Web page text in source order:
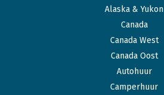
Alaska & Yukon
Canada
Canada West
Canada Oost
Autohuur
Camperhuur